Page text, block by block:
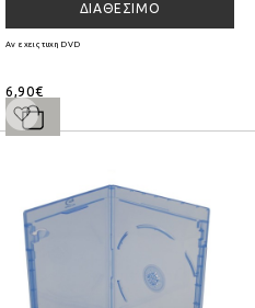
ΔΙΑΘΈΣΙΜΟ
Αν εχεις τυχη DVD
6,90€